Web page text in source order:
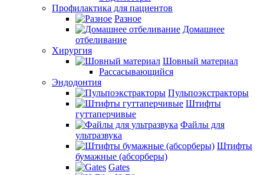
Профилактика для пациентов
Разное
Домашнее
отбеливание
Хирургия
Шовный материал
Рассасывающийся
Эндодонтия
Пульпоэкстракторы
Штифты
гуттаперчивые
Файлы для
ультразвука
Штифты
бумажные (абсорберы)
Gates